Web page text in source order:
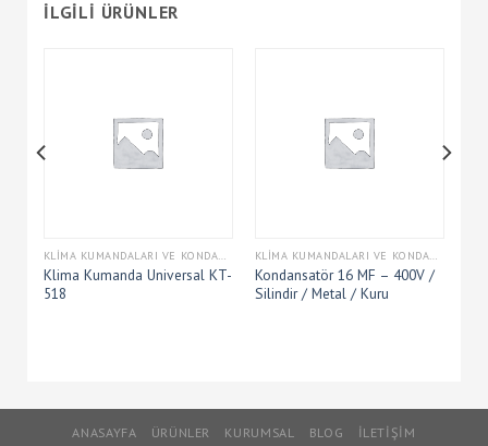
İLGILI ÜRÜNLER
KLIMA KUMANDALARI VE KONDANSATÖRLERI
Klima Kumanda Universal KT-
518
KLIMA KUMANDALARI VE KONDANSATÖRLERI
Kondansatör 16 MF – 400V /
Silindir / Metal / Kuru
ANASAYFA ÜRÜNLER KURUMSAL BLOG İLETIŞIM